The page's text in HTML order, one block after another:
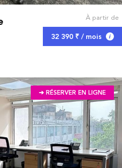
À partir de
32 390 ₹ / mois
➔ RÉSERVER EN LIGNE